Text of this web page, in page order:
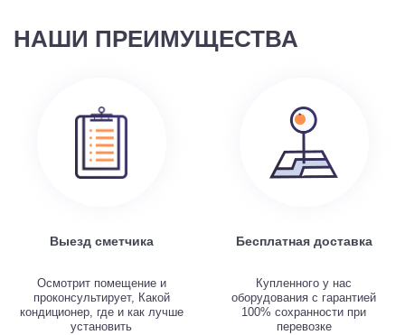
НАШИ ПРЕИМУЩЕСТВА
Выезд сметчика
Осмотрит помещение и
проконсультирует, Какой
кондиционер, где и как лучше
установить
Бесплатная доставка
Купленного у нас
оборудования с гарантией
100% сохранности при
перевозке